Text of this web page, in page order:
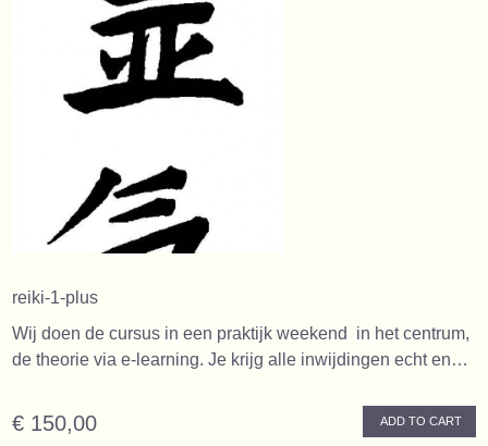
reiki-1-plus
Wij doen de cursus in een praktijk weekend in het centrum,
de theorie via e-learning. Je krijg alle inwijdingen echt en…
€ 150,00 ADD TO CART